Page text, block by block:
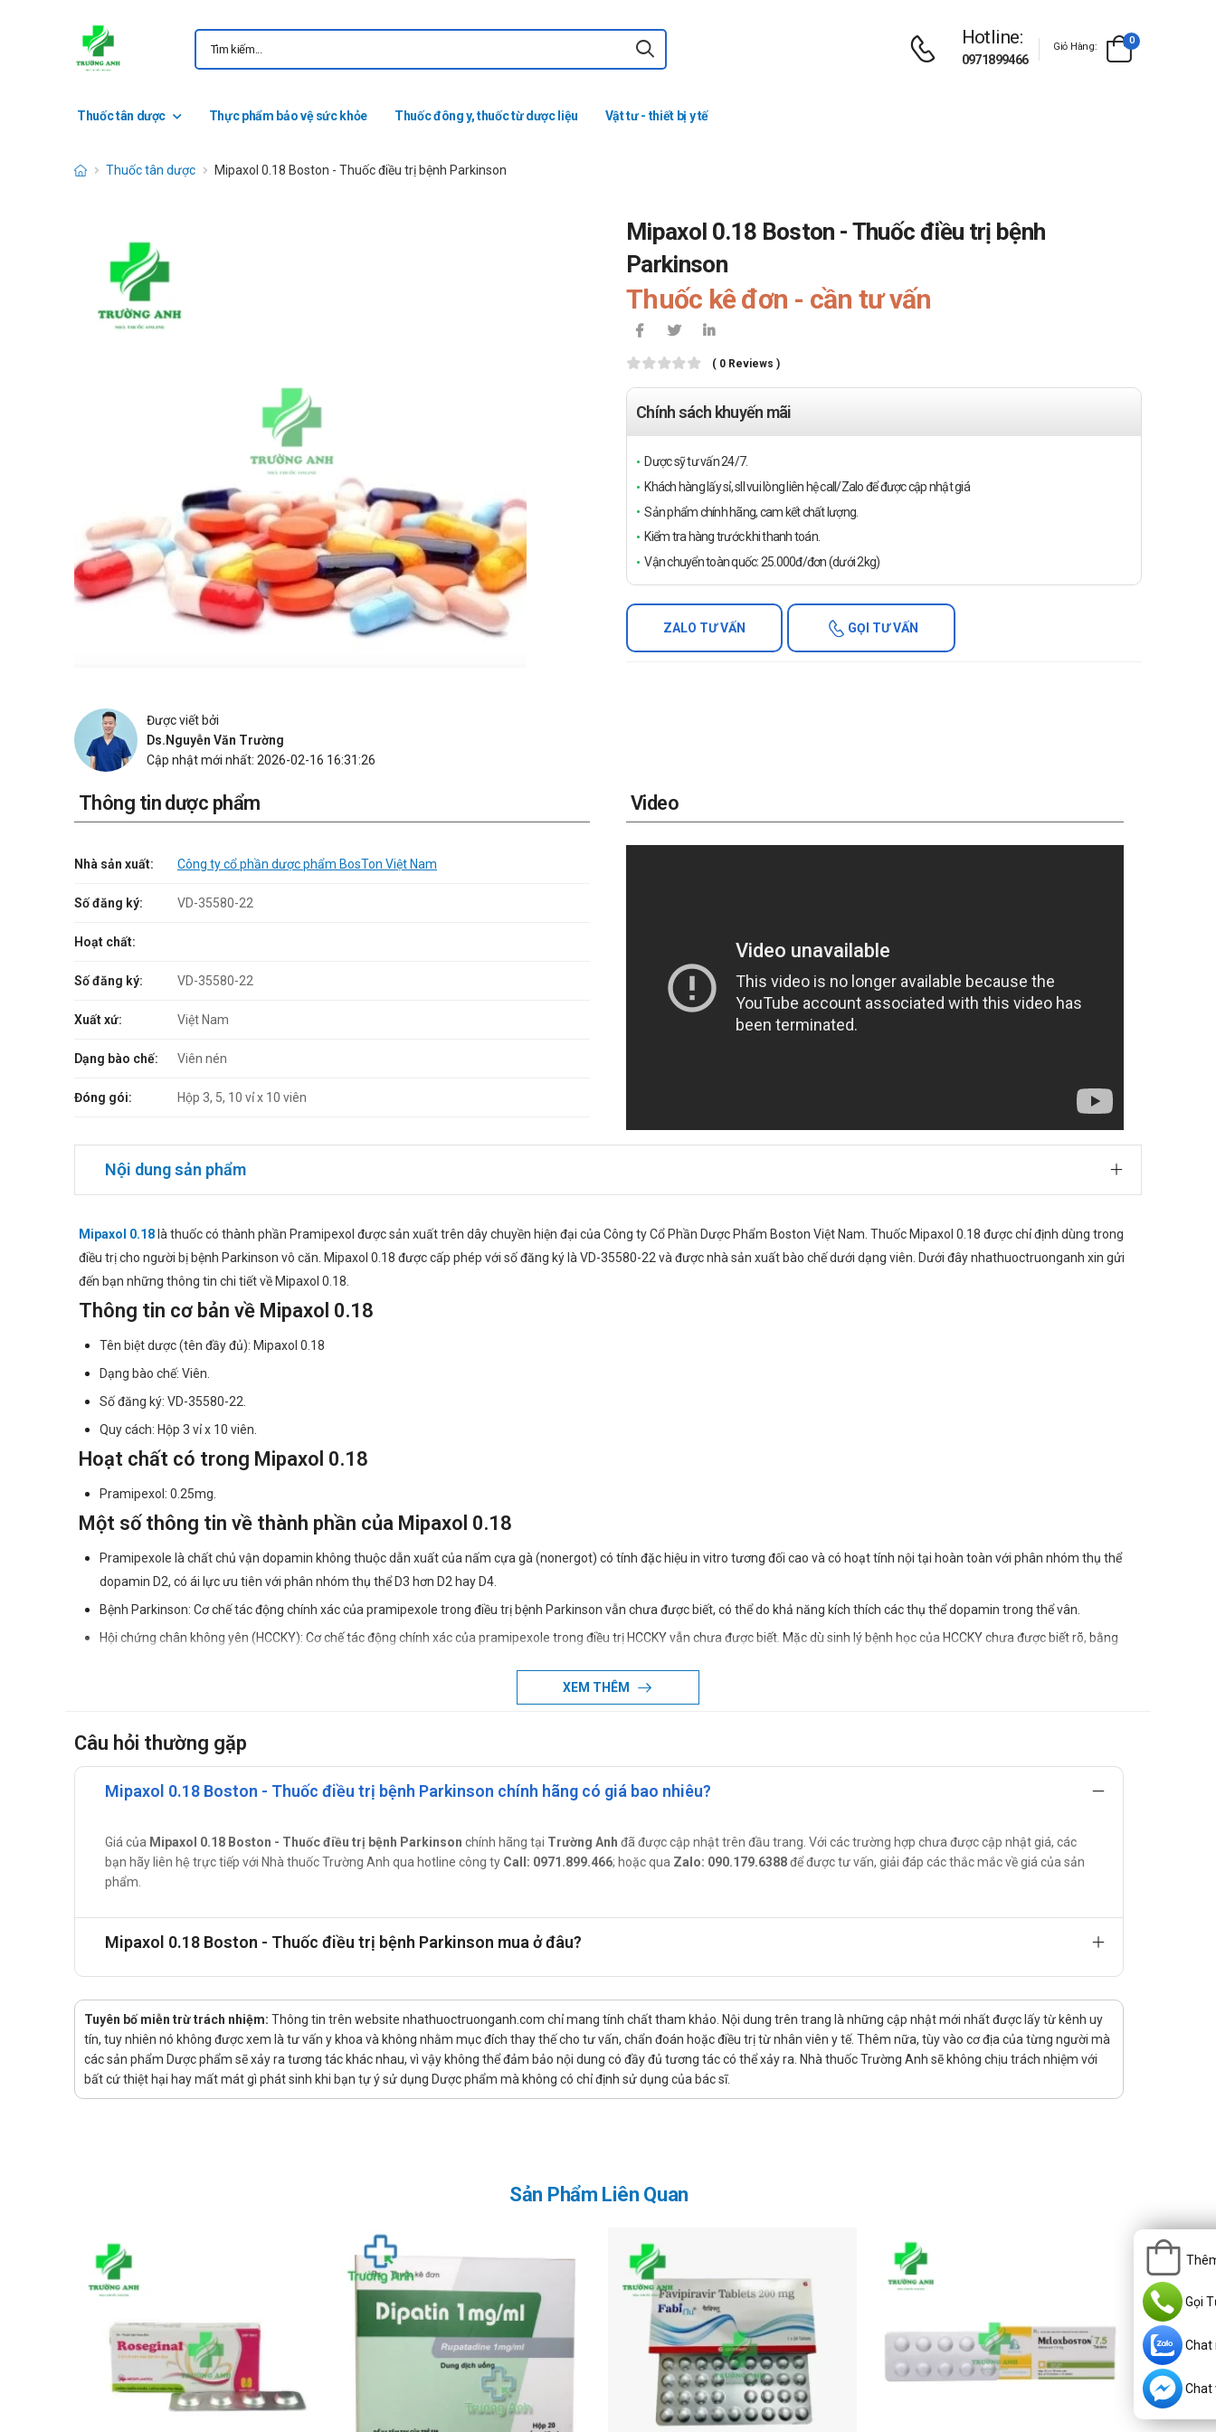
Hotline:
0971899466
Giỏ Hàng:
0
Thuốc tân dược Thực phẩm bảo vệ sức khỏe Thuốc đông y, thuốc từ dược liệu Vật tư - thiết bị y tế
Thuốc tân dược Mipaxol 0.18 Boston - Thuốc điều trị bệnh Parkinson
Mipaxol 0.18 Boston - Thuốc điều trị bệnh
Parkinson
Thuốc kê đơn - cần tư vấn
( 0 Reviews )
Chính sách khuyến mãi
Dược sỹ tư vấn 24/7.
Khách hàng lấy sỉ, sll vui lòng liên hệ call/Zalo để được cập nhật giá
Sản phẩm chính hãng, cam kết chất lượng.
Kiểm tra hàng trước khi thanh toán.
Vận chuyển toàn quốc: 25.000đ/đơn (dưới 2kg)
ZALO TƯ VẤN GỌI TƯ VẤN
Được viết bởi
Ds.Nguyễn Văn Trường
Cập nhật mới nhất: 2026-02-16 16:31:26
Thông tin dược phẩm
Nhà sản xuất: Công ty cổ phần dược phẩm BosTon Việt Nam
Số đăng ký: VD-35580-22
Hoạt chất:
Số đăng ký: VD-35580-22
Xuất xứ: Việt Nam
Dạng bào chế: Viên nén
Đóng gói: Hộp 3, 5, 10 vỉ x 10 viên
Video
Nội dung sản phẩm
Mipaxol 0.18 là thuốc có thành phần Pramipexol được sản xuất trên dây chuyền hiện đại của Công ty Cổ Phần Dược Phẩm Boston Việt Nam. Thuốc Mipaxol 0.18 được chỉ định dùng trong
điều trị cho người bị bệnh Parkinson vô căn. Mipaxol 0.18 được cấp phép với số đăng ký là VD-35580-22 và được nhà sản xuất bào chế dưới dạng viên. Dưới đây nhathuoctruonganh xin gửi
đến bạn những thông tin chi tiết về Mipaxol 0.18.
Thông tin cơ bản về Mipaxol 0.18
Tên biệt dược (tên đầy đủ): Mipaxol 0.18
Dạng bào chế: Viên.
Số đăng ký: VD-35580-22.
Quy cách: Hộp 3 vỉ x 10 viên.
Hoạt chất có trong Mipaxol 0.18
Pramipexol: 0.25mg.
Một số thông tin về thành phần của Mipaxol 0.18
Pramipexole là chất chủ vận dopamin không thuộc dẫn xuất của nấm cựa gà (nonergot) có tính đặc hiệu in vitro tương đối cao và có hoạt tính nội tại hoàn toàn với phân nhóm thụ thể
dopamin D2, có ái lực ưu tiên với phân nhóm thụ thể D3 hơn D2 hay D4.
Bệnh Parkinson: Cơ chế tác động chính xác của pramipexole trong điều trị bệnh Parkinson vẫn chưa được biết, có thể do khả năng kích thích các thụ thể dopamin trong thể vân.
Hội chứng chân không yên (HCCKY): Cơ chế tác động chính xác của pramipexole trong điều trị HCCKY vẫn chưa được biết. Mặc dù sinh lý bệnh học của HCCKY chưa được biết rõ, bằng
Điều trị các dấu hiệu của bệnh Parkinson vô căn, dùng đơn trị liệu hoặc có thể kết hợp với levodopa.
Cách dùng – liều dùng của Mipaxol 0.18
Hướng dẫn sử dụng:
Liều dùng:
Tuần 3: Uống 6 viên Mipaxol 0.18 hoặc 1,5 Mipaxol 0.7.
Những tuần sau đó, liều có thể tăng thêm 3 viên 0.18 hoặc 3⁄4 viên 0.7 mỗi tuần cho đến đến liều tối đa là 18 viên 0.18 hoặc 4,5 viên 0.7.
Thuốc dùng đường uống.
Quên liều:
Không sử dụng nếu có tiền sử mẫn cảm với bất cứ thành phần nào của sản phẩm
Rất thường gặp: Chóng mặt, rối loạn vận động, gây ra buồn ngủ, buồn nôn.
Thường gặp: Có giấc mơ bất thường, lú lẫn, ảo giác, mất ngủ; nhức đầu; nguy cơ gây suy giảm thị lực kể cả chứng song thị, nhìn mờ và giảm thị lực; hạ huyết áp; táo bón, buồn nôn; mệt
Tương tác
Thông tin với bác sĩ những sản phẩm, thuốc mà bạn đang sử dụng.
Khi sử dụng Mipaxol 0.18 cần lưu ý khi những điều gì?
XEM THÊM
Câu hỏi thường gặp
Mipaxol 0.18 Boston - Thuốc điều trị bệnh Parkinson chính hãng có giá bao nhiêu?
Giá của Mipaxol 0.18 Boston - Thuốc điều trị bệnh Parkinson chính hãng tại Trường Anh đã được cập nhật trên đầu trang. Với các trường hợp chưa được cập nhật giá, các
bạn hãy liên hệ trực tiếp với Nhà thuốc Trường Anh qua hotline công ty Call: 0971.899.466; hoặc qua Zalo: 090.179.6388để được tư vấn, giải đáp các thắc mắc về giá của sản
phẩm.
Mipaxol 0.18 Boston - Thuốc điều trị bệnh Parkinson mua ở đâu?
Tuyên bố miễn trừ trách nhiệm: Thông tin trên website nhathuoctruonganh.com chỉ mang tính chất tham khảo. Nội dung trên trang là những cập nhật mới nhất được lấy từ kênh uy
tín, tuy nhiên nó không được xem là tư vấn y khoa và không nhằm mục đích thay thế cho tư vấn, chẩn đoán hoặc điều trị từ nhân viên y tế. Thêm nữa, tùy vào cơ địa của từng người mà
các sản phẩm Dược phẩm sẽ xảy ra tương tác khác nhau, vì vậy không thể đảm bảo nội dung có đầy đủ tương tác có thể xảy ra. Nhà thuốc Trường Anh sẽ không chịu trách nhiệm với
bất cứ thiệt hại hay mất mát gì phát sinh khi bạn tự ý sử dụng Dược phẩm mà không có chỉ định sử dụng của bác sĩ.
Sản Phẩm Liên Quan
Gọi
Chat
Chat